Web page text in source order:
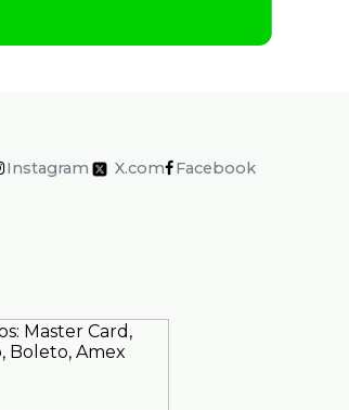
Instagram X.com Facebook